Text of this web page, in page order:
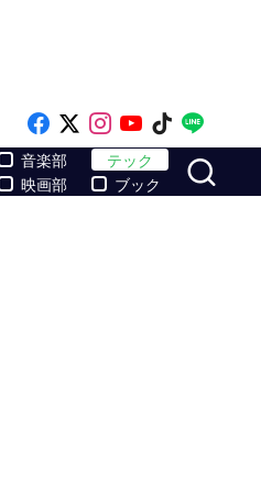
Like on Facebook
Follow on x
Follow on
Follow on
Follow
音楽部
映画部
テック
ブック